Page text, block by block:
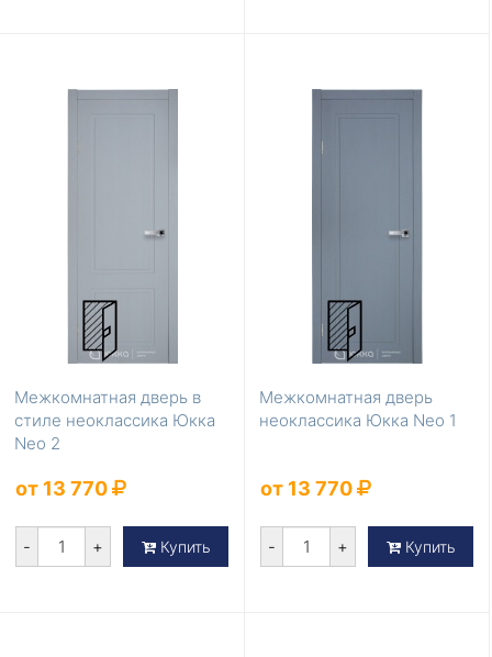
Межкомнатная дверь в
стиле неоклассика Юкка
Neo 2
от 13 770
- + Купить
Межкомнатная дверь
неоклассика Юкка Neo 1
от 13 770
- + Купить